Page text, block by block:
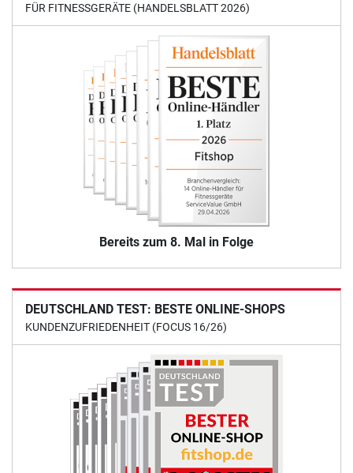
FÜR FITNESSGERÄTE (HANDELSBLATT 2026)
Bereits zum 8. Mal in Folge
DEUTSCHLAND TEST: BESTE ONLINE-SHOPS
KUNDENZUFRIEDENHEIT (FOCUS 16/26)